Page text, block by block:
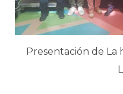
Presentación de La